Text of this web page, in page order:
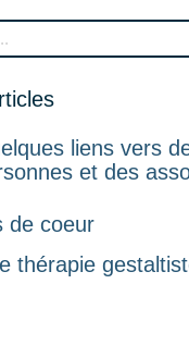
liens vers
et des
de coeur
thérapie